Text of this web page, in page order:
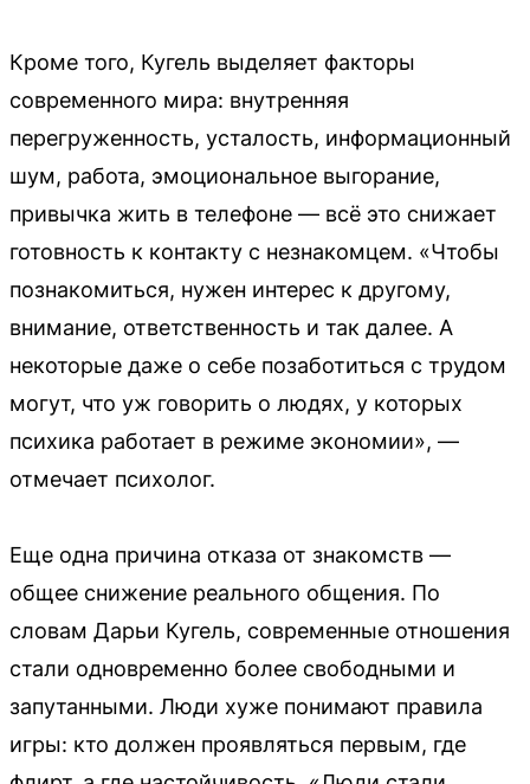
Кроме того, Кугель выделяет факторы
современного мира: внутренняя
перегруженность, усталость, информационный
шум, работа, эмоциональное выгорание,
привычка жить в телефоне — всё это снижает
готовность к контакту с незнакомцем. «Чтобы
познакомиться, нужен интерес к другому,
внимание, ответственность и так далее. А
некоторые даже о себе позаботиться с трудом
могут, что уж говорить о людях, у которых
психика работает в режиме экономии», —
отмечает психолог.
Еще одна причина отказа от знакомств —
общее снижение реального общения. По
словам Дарьи Кугель, современные отношения
стали одновременно более свободными и
запутанными. Люди хуже понимают правила
игры: кто должен проявляться первым, где